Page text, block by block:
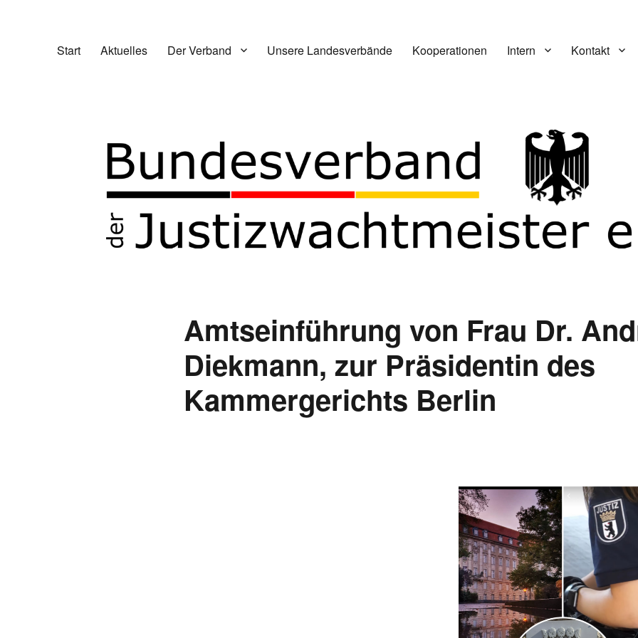
Start Aktuelles Der Verband Unsere Landesverbände Kooperationen Intern Kontakt
Amtseinführung von Frau Dr.
Diekmann, zur Präsidentin des
Kammergerichts Berlin